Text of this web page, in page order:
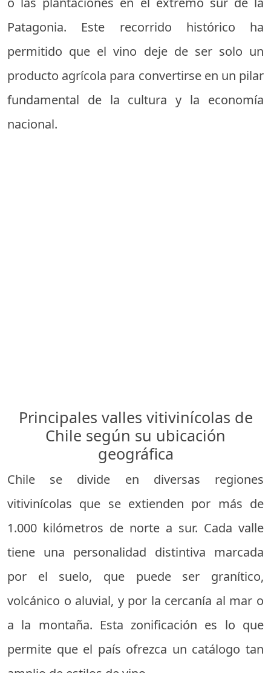
Patagonia. Este recorrido histórico ha
permitido que el vino deje de ser solo un
producto agrícola para convertirse en un pilar
fundamental de la cultura y la economía
nacional.
Principales valles vitivinícolas de
Chile según su ubicación
geográfica
Chile se divide en diversas regiones
vitivinícolas que se extienden por más de
1.000 kilómetros de norte a sur. Cada valle
tiene una personalidad distintiva marcada
por el suelo, que puede ser granítico,
volcánico o aluvial, y por la cercanía al mar o
a la montaña. Esta zonificación es lo que
permite que el país ofrezca un catálogo tan